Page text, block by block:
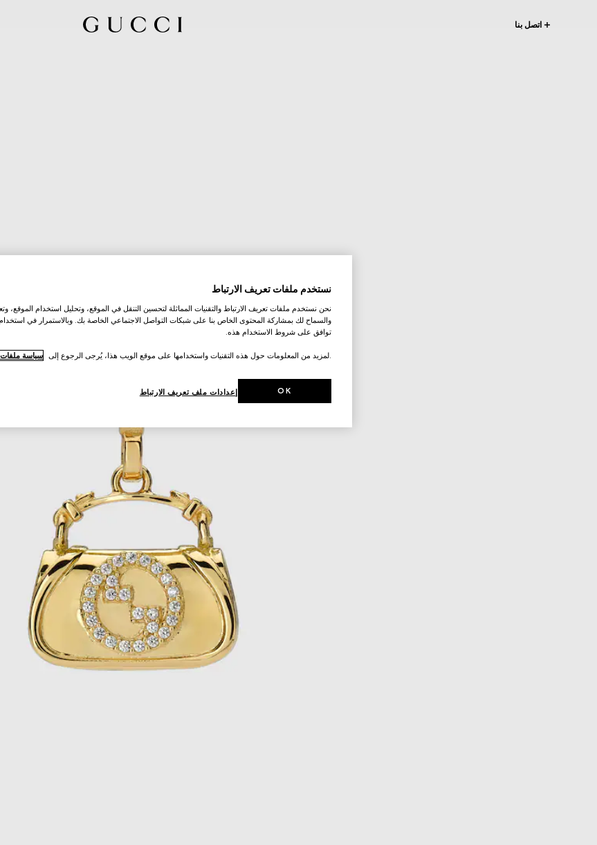
اتصل بنا
نستخدم ملفات تعريف الارتباط
نحن نستخدم ملفات تعريف الارتباط والتقنيات المماثلة لتحسين التنقل في الموقع، وتحليل استخدام الموقع،
والسماح لك بمشاركة المحتوى الخاص بنا على شبكات التواصل الاجتماعي الخاصة بك. وبالاستمرار في
توافق على شروط الاستخدام هذه.
.لمزيد من المعلومات حول هذه التقنيات واستخدامها على موقع الويب هذا، يُرجى الرجوع إلى سياسة ملفات
إعدادات ملف تعريف الارتباط OK